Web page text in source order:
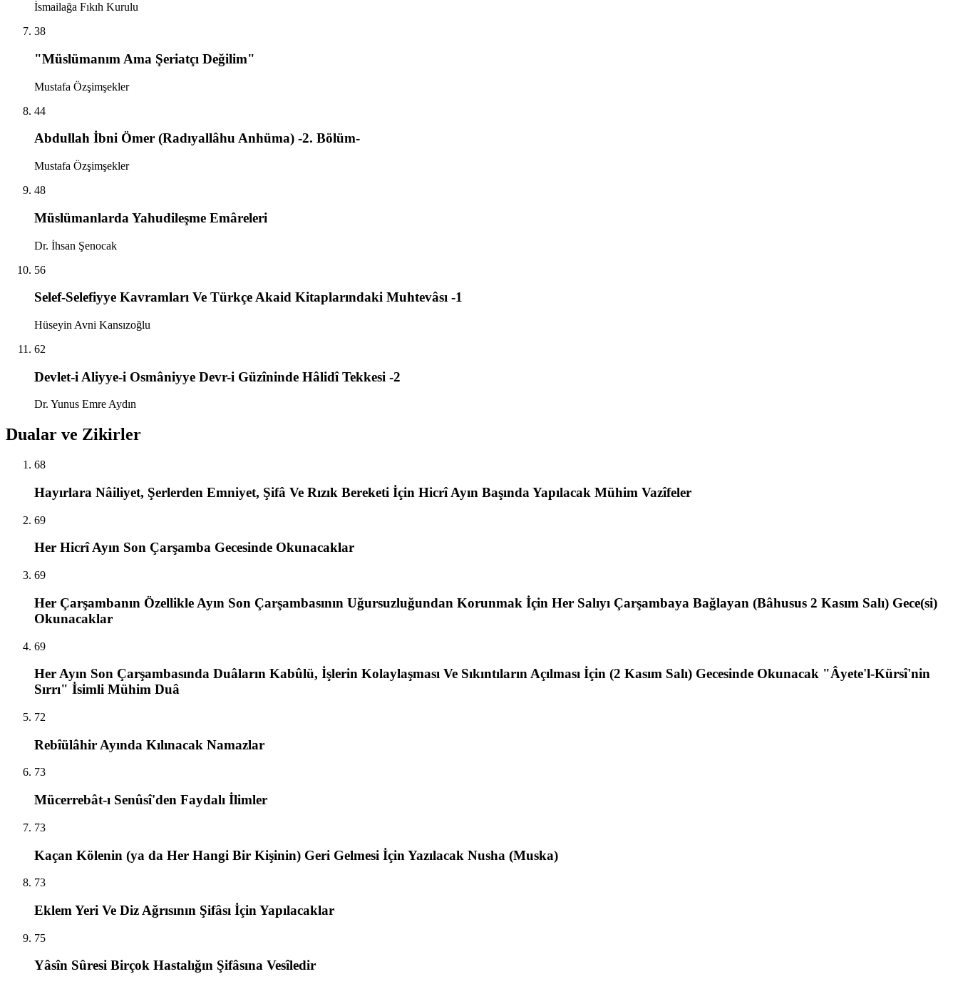
İsmailağa Fıkıh Kurulu
38
"Müslümanım Ama Şeriatçı Değilim"
Mustafa Özşimşekler
44
Abdullah İbni Ömer (Radıyallâhu Anhüma) -2. Bölüm-
Mustafa Özşimşekler
48
Müslümanlarda Yahudileşme Emâreleri
Dr. İhsan Şenocak
56
Selef-Selefiyye Kavramları Ve Türkçe Akaid Kitaplarındaki Muhtevâsı -1
Hüseyin Avni Kansızoğlu
62
Devlet-i Aliyye-i Osmâniyye Devr-i Güzîninde Hâlidî Tekkesi -2
Dr. Yunus Emre Aydın
Dualar ve Zikirler
68
Hayırlara Nâiliyet, Şerlerden Emniyet, Şifâ Ve Rızık Bereketi İçin Hicrî Ayın Başında Yapılacak Mühim Vazîfeler
69
Her Hicrî Ayın Son Çarşamba Gecesinde Okunacaklar
69
Her Çarşambanın Özellikle Ayın Son Çarşambasının Uğursuzluğundan Korunmak İçin Her Salıyı Çarşambaya Bağlayan (Bâhusus 2 Kasım Salı) Gece(si)
Okunacaklar
69
Her Ayın Son Çarşambasında Duâların Kabûlü, İşlerin Kolaylaşması Ve Sıkıntıların Açılması İçin (2 Kasım Salı) Gecesinde Okunacak "Âyete'l-Kürsî'nin
Sırrı" İsimli Mühim Duâ
72
Rebîülâhir Ayında Kılınacak Namazlar
73
Mücerrebât-ı Senûsî'den Faydalı İlimler
73
Kaçan Kölenin (ya da Her Hangi Bir Kişinin) Geri Gelmesi İçin Yazılacak Nusha (Muska)
73
Eklem Yeri Ve Diz Ağrısının Şifâsı İçin Yapılacaklar
75
Yâsîn Sûresi Birçok Hastalığın Şifâsına Vesîledir